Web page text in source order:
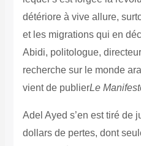
détériore à vive allure,
et les migrations qui en
Abidi, politologue,
recherche sur le monde
vient de publierLe
Adel Ayed s’en est tiré de
dollars de pertes, dont